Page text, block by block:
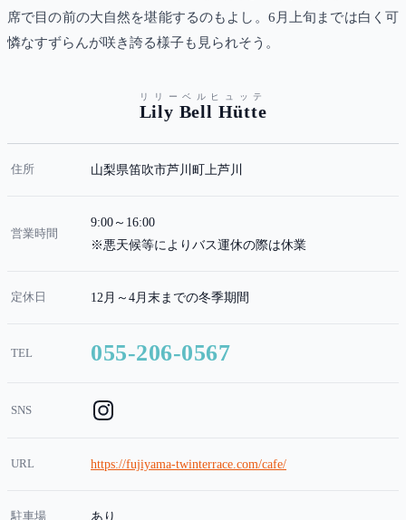
席で目の前の大自然を堪能するのもよし。6月上旬までは白く可
憐なすずらんが咲き誇る様子も見られそう。
Lily Bell Hütte
リリーベルヒュッテ
住所 山梨県笛吹市芦川町上芦川
営業時間
9:00～16:00
※悪天候等によりバス運休の際は休業
定休日 12月～4月末までの冬季期間
TEL 055-206-0567
SNS
URL https://fujiyama-twinterrace.com/cafe/
駐車場 あり